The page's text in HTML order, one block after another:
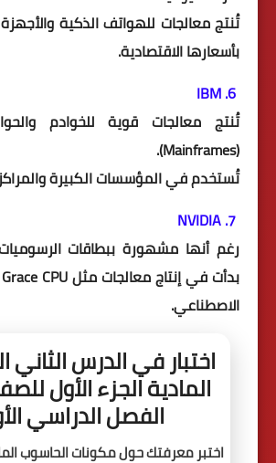
تُنتج معالجات للهواتف الذكية
بأسعارها الاقتصادية.
تُنتج معالجات قوية للخوادم
(Mainframes).
تُستخدم في المؤسسات الكبيرة والمراكز
الاصطناعي.
اختبار في الدرس الثاني
المادية الجزء الأول
الفصل الدراسي
اختبر معرفتك حول مكونات الحاسوب